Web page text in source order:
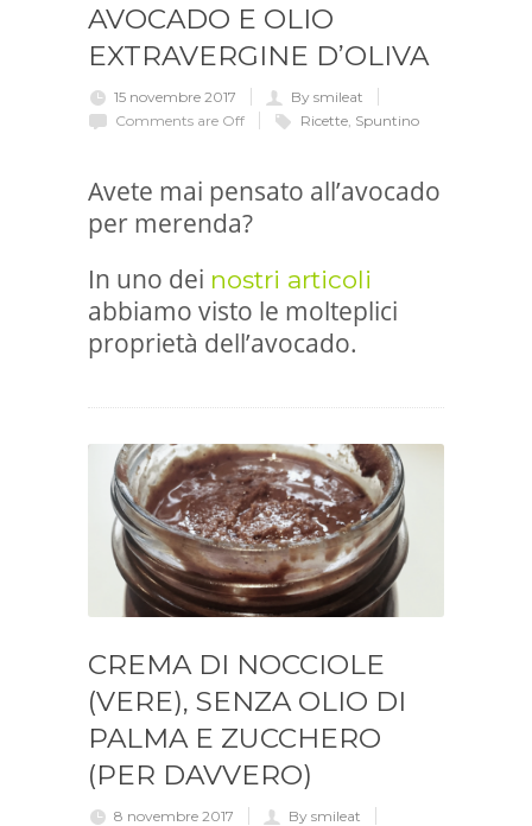
AVOCADO E OLIO
EXTRAVERGINE D’OLIVA
15 novembre 2017
By smileat
Comments are Off
Ricette Spuntino
Avete mai pensato all’avocado
per merenda?
In uno dei nostri articoli
abbiamo visto le molteplici
proprietà dell’avocado.
CREMA DI NOCCIOLE
(VERE), SENZA OLIO DI
PALMA E ZUCCHERO
(PER DAVVERO)
8 novembre 2017
By smileat